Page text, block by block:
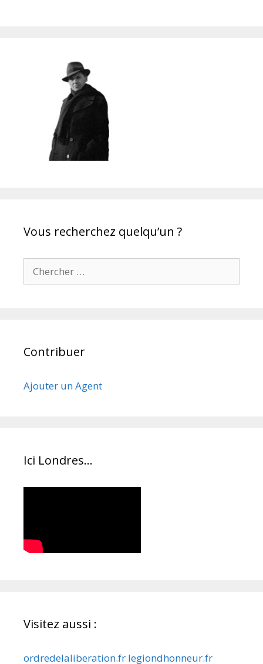
Vous recherchez quelqu’un ?
Chercher pour:
Contribuer
Ajouter un Agent
Ici Londres…
Visitez aussi :
ordredelaliberation.fr legiondhonneur.fr